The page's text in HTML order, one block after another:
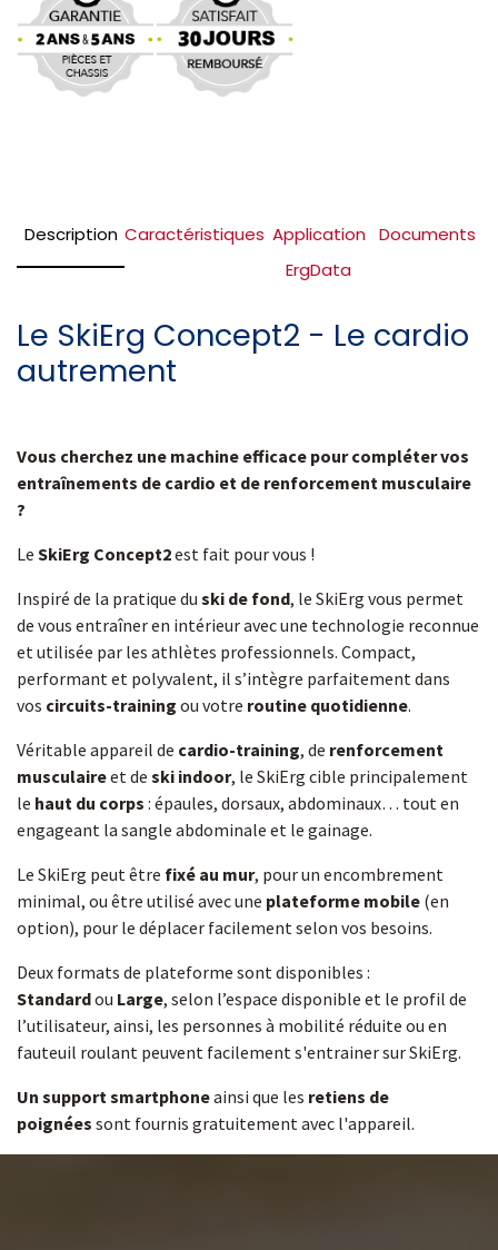
Description Caractéristiques Application
ErgData
Documents
Le SkiErg Concept2 - Le cardio
autrement
Vous cherchez une machine efficace pour compléter vos
entraînements de cardio et de renforcement musculaire
?
Le SkiErg Concept2est fait pour vous !
Inspiré de la pratique du ski de fond, le SkiErg vous permet
de vous entraîner en intérieur avec une technologie reconnue
et utilisée par les athlètes professionnels. Compact,
performant et polyvalent, il s’intègre parfaitement dans
vos circuits-training ou votre routine quotidienne.
Véritable appareil de cardio-training, de renforcement
musculaireet de ski indoor, le SkiErg cible principalement
le haut du corps : épaules, dorsaux, abdominaux… tout en
engageant la sangle abdominale et le gainage.
Le SkiErg peut être fixé au mur, pour un encombrement
minimal, ou être utilisé avec une plateforme mobile (en
option), pour le déplacer facilement selon vos besoins.
Deux formats de plateforme sont disponibles :
Standardou Large, selon l’espace disponible et le profil de
l’utilisateur, ainsi, les personnes à mobilité réduite ou en
fauteuil roulant peuvent facilement s'entrainer sur SkiErg.
Un support smartphoneainsi que les retiens de
poignées sont fournis gratuitement avec l'appareil.